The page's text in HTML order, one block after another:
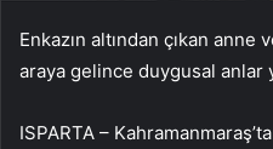
Enkazın altından çıkan
araya gelince duygusal anlar
ISPARTA –